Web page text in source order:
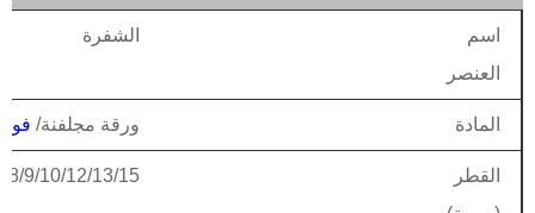
اسم
العنصر
الشفرة
المادة ورقة مجلفنة/
القطر
8/9/10/12/13/15"